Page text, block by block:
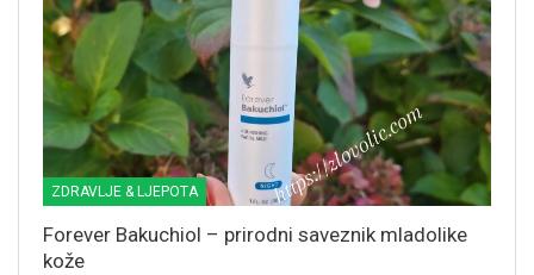
ZDRAVLJE & LJEPOTA
Forever Bakuchiol – prirodni saveznik mladolike
kože